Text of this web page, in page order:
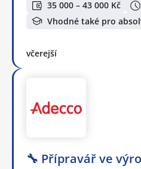
35 000 – 43 000 Kč
Vhodné také pro
včerejší
🔧 Přípravář ve